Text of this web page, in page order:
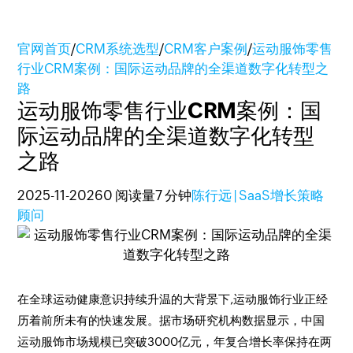
官网首页/CRM系统选型/CRM客户案例/运动服饰零售
行业CRM案例：国际运动品牌的全渠道数字化转型之
路
运动服饰零售行业CRM案例：国
际运动品牌的全渠道数字化转型
之路
2025-11-20260 阅读量7 分钟陈行远 | SaaS增长策略
顾问
在全球运动健康意识持续升温的大背景下,运动服饰行业正经
历着前所未有的快速发展。据市场研究机构数据显示，中国
运动服饰市场规模已突破3000亿元，年复合增长率保持在两